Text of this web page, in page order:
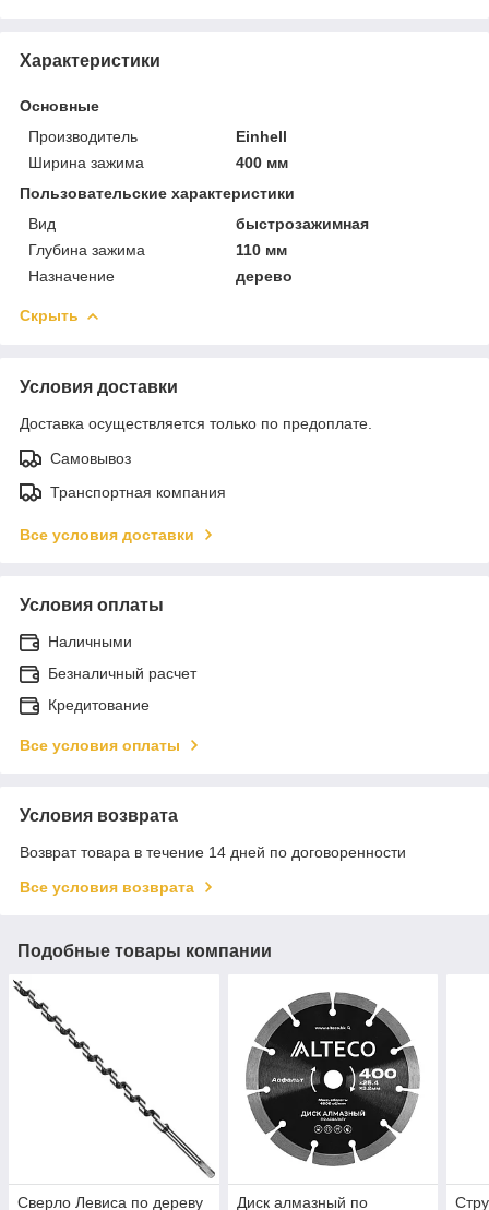
Характеристики
Основные
Производитель
Einhell
Ширина зажима
400 мм
Пользовательские характеристики
Вид
быстрозажимная
Глубина зажима
110 мм
Назначение
дерево
Скрыть
Условия доставки
Доставка осуществляется только по предоплате.
Самовывоз
Транспортная компания
Все условия доставки
Условия оплаты
Наличными
Безналичный расчет
Кредитование
Все условия оплаты
Условия возврата
Возврат товара в течение 14 дней по договоренности
Все условия возврата
Подобные товары компании
Сверло Левиса по дереву
Диск алмазный по